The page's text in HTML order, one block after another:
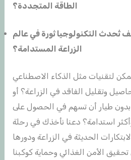
الطاقة المتجددة؟
تُحدث التكنولوجيا ثورة في عالم
الزراعة المستدامة؟
لتقنيات مثل الذكاء الاصطناعي
وتقليل الفاقد في الزراعة؟ أو
طيار أن تسهم في الحصول على
استدامة؟ دعنا نأخذك في رحلة
الحديثة في الزراعة ودورها